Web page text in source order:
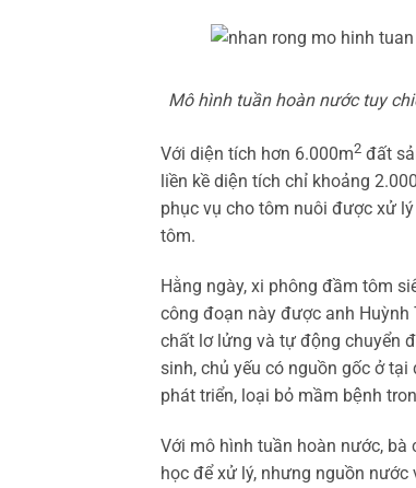
Mô hình tuần hoàn nước tuy
Với diện tích hơn 6.000m2 đất
liền kề diện tích chỉ khoảng
phục vụ cho tôm nuôi được xử
tôm.
Hằng ngày, xi phông đầm tôm
công đoạn này được anh
chất lơ lửng và tự động chuyển
sinh, chủ yếu có nguồn gốc ở
phát triển, loại bỏ mầm bệnh
Với mô hình tuần hoàn nước, bà
học để xử lý, nhưng nguồn